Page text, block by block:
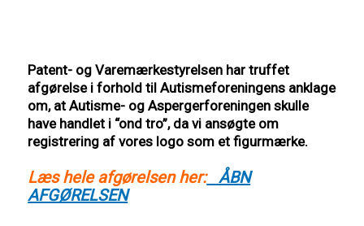
Patent- og Varemærkestyrelsen har truffet
afgørelse i forhold til Autismeforeningens anklage
om, at Autisme- og Aspergerforeningen skulle
have handlet i “ond tro”, da vi ansøgte om
registrering af vores logo som et figurmærke.
Læs hele afgørelsen her:ÅBN
AFGØRELSEN